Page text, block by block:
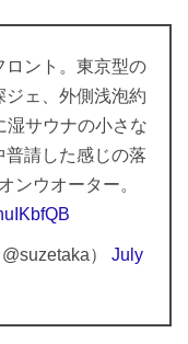
ロント。東京型の
ェ、外側浅泡約
サウナの小さな
普請した感じの落
ンウオーター。
） July